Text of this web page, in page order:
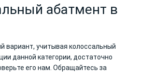
абатмент в
вариант, учитывая колоссальный
данной категории, достаточно
его нам. Обращайтесь за